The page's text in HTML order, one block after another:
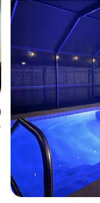
avaliação média de 5,